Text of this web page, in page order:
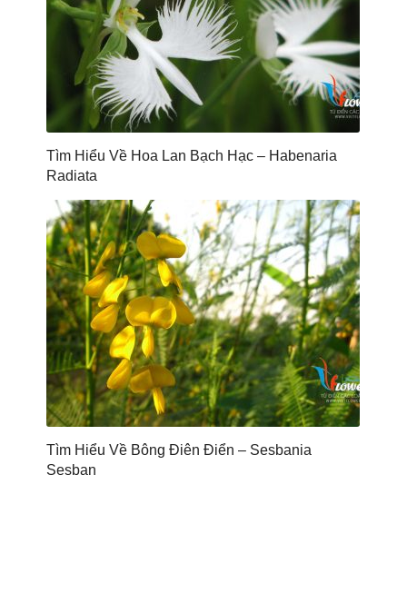
Tìm Hiểu Về Hoa Lan Bạch Hạc – Habenaria
Radiata
Tìm Hiểu Về Bông Điên Điển – Sesbania
Sesban